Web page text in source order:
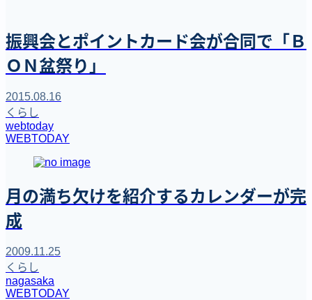
振興会とポイントカード会が合同で「Ｂ
ＯＮ盆祭り」
2015.08.16
くらし
webtoday
WEBTODAY
月の満ち欠けを紹介するカレンダーが完
成
2009.11.25
くらし
nagasaka
WEBTODAY